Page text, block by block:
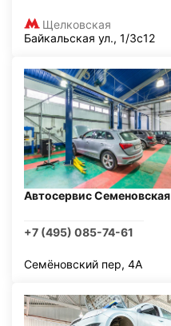
Щелковская
Байкальская ул., 1/3с12
Автосервис Семеновская
+7 (495) 085-74-61
Семёновский пер, 4А